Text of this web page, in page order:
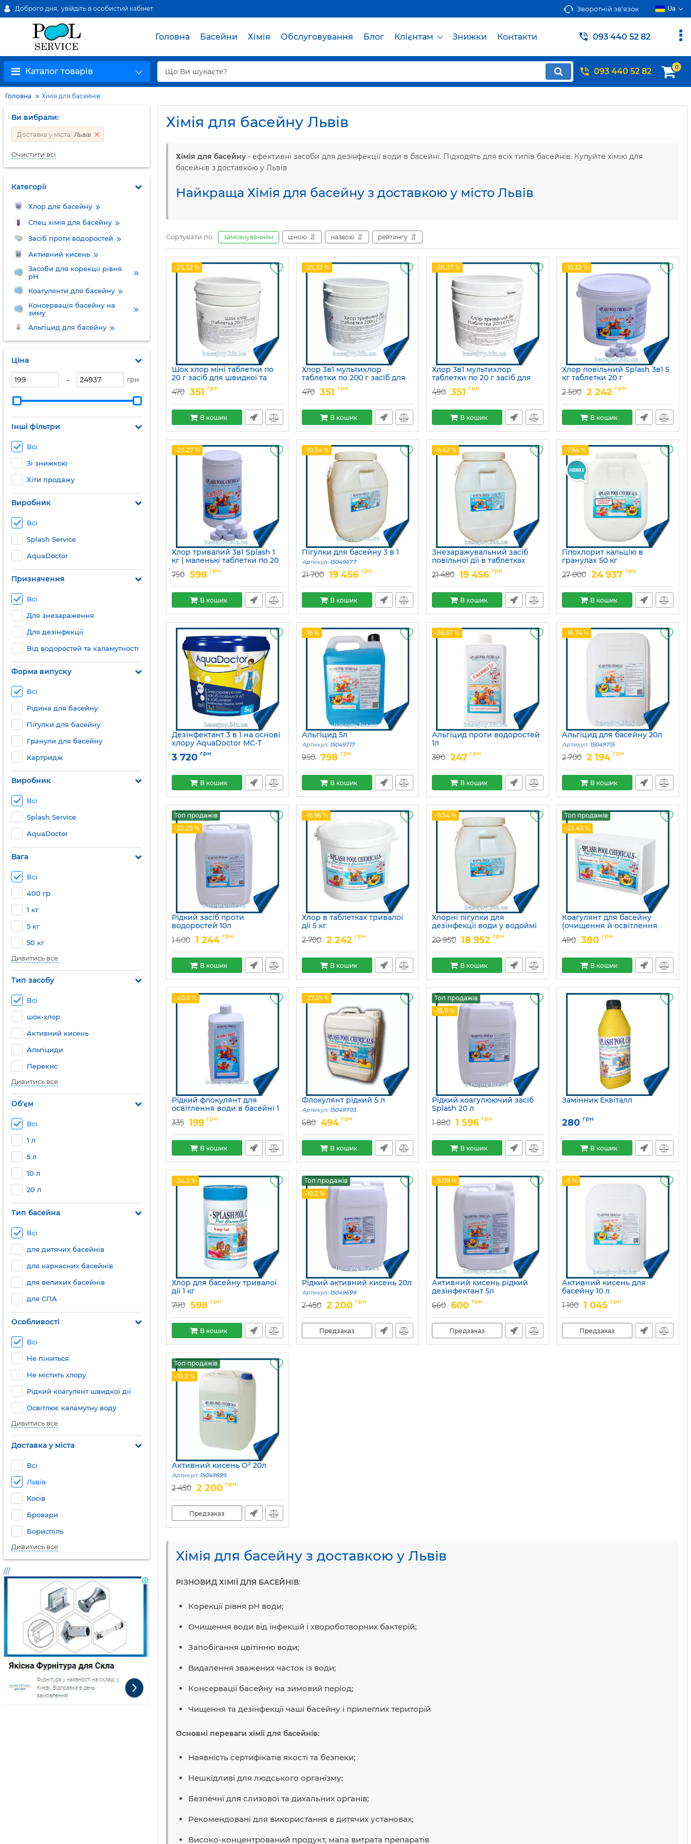
Доброго дня, увійдіть в особистий кабінет Зворотній зв'язок Ua
Головна Басейни Хімія Обслуговування Блог Клієнтам Знижки Контакти 093 440 52 82
Каталог товарів 093 440 52 82 0
Головна Хімія для басейнів
Ви вибрали:
Доставка у міста: Львів
Очистити всі
Категорії
Хлор для басейну
Спец хімія для басейну
Засіб проти водоростей
Активний кисень
Засоби для корекції рівня
pH
Коагулянти для басейну
Консервація басейну на
зиму
Альгіцид для басейну
Ціна
- грн
Інші фільтри
Всі
Зі знижкою
Хіти продажу
Виробник
Всі
Splash Service
AquaDoctor
Призначення
Всі
Для знезараження
Для дезінфекції
Від водоростей та каламутності
Форма випуску
Всі
Рідина для басейну
Пігулки для басейну
Гранули для басейну
Картридж
Виробник
Всі
Splash Service
AquaDoctor
Вага
Всі
400 гр
1 кг
5 кг
50 кг
Дивитись все
Тип засобу
Всі
шок-хлор
Активний кисень
Альгіциди
Перекис
Дивитись все
Об'єм
Всі
1 л
5 л
10 л
20 л
Тип басейна
Всі
для дитячих басейнів
для каркасних басейнів
для великих басейнів
для СПА
Особливості
Всі
Не піниться
Не містить хлору
Рідкий коагулянт швидкої дії
Освітлює каламутну воду
Дивитись все
Доставка у міста
Всі
Львів
Косів
Бровари
Бориспіль
Дивитись все
///
Хімія для басейну Львів
Хімія для басейну - ефективні засоби для дезінфекції води в басейні. Підходять для всіх типів басейнів. Купуйте хімію для
басейнів з доставкою у Львів
Найкраща Хімія для басейну з доставкою у місто Львів
Сортувати по: замовчуванням ціною назвою рейтингу
-25.32 %
Шок хлор міні таблетки по
20 г засіб для швидкої та
ударної дезінфекції води в
басейні Сплеш
Артикул: 15049755
470 351 грн
В кошик
-25.32 %
Хлор 3в1 мультихлор
таблетки по 200 г засіб для
тривалої дезінфекції води в
басейні
Артикул: 15049754
470 351 грн
В кошик
-28.37 %
Хлор 3в1 мультихлор
таблетки по 20 г засіб для
тривалої дезінфекції води в
басейні
Артикул: 15049753
490 351 грн
В кошик
-10.32 %
Хлор повільний Splash 3в1 5
кг таблетки 20 г
Артикул: 15049678
2 500 2 242 грн
В кошик
-20.27 %
Хлор тривалий 3в1 Splash 1
кг | маленькі таблетки по 20
Артикул: 15049679
750 598 грн
В кошик
-10.34 %
Пігулки для басейну 3 в 1
Артикул: 15049677
21 700 19 456 грн
В кошик
-9.42 %
Знезаражувальний засіб
повільної дії в таблетках
Артикул: 15049680
21 480 19 456 грн
В кошик
-7.64 %
Гіпохлорит кальцію в
гранулах 50 кг
Артикул: 15049675
27 000 24 937 грн
В кошик
Дезінфектант 3 в 1 на основі
хлору AquaDoctor MC-T
Артикул: 2491
3 720 грн
В кошик
-16 %
Альгіцид 5л
Артикул: 15049717
950 798 грн
В кошик
-36.67 %
Альгіцид проти водоростей
1л
Артикул: 15049718
390 247 грн
В кошик
-18.74 %
Альгіцид для басейну 20л
Артикул: 15049715
2 700 2 194 грн
В кошик
Топ продажів
-22.25 %
Рідкий засіб проти
водоростей 10л
Артикул: 15049716
1 600 1 244 грн
В кошик
-16.96 %
Хлор в таблетках тривалої
дії 5 кг
Артикул: 15049684
2 700 2 242 грн
В кошик
-9.54 %
Хлорні пігулки для
дезінфекції води у водоймі
Артикул: 15049689
20 950 18 952 грн
В кошик
Топ продажів
-22.45 %
Коагулянт для басейну
(очищення й освітлення
каламутної води)
Артикул: 15049705
490 380 грн
В кошик
-40.6 %
Рідкий флокулянт для
освітлення води в басейні 1
Артикул: 15049704
335 199 грн
В кошик
-27.35 %
Флокулянт рідкий 5 л
Артикул: 15049703
680 494 грн
В кошик
Топ продажів
-15.11 %
Рідкий коагулюючий засіб
Splash 20 л
Артикул: 15049702
1 880 1 596 грн
В кошик
Замінник Еквіталл
280 грн
В кошик
-24.3 %
Хлор для басейну тривалої
дії 1 кг
Артикул: 15049685
790 598 грн
В кошик
Топ продажів
-10.2 %
Рідкий активний кисень 20л
Артикул: 15049699
2 450 2 200 грн
Предзаказ
-9.09 %
Активний кисень рідкий
дезінфектант 5л
Артикул: 15049701
660 600 грн
Предзаказ
-5 %
Активний кисень для
басейну 10 л
Артикул: 15049700
1 100 1 045 грн
Предзаказ
Топ продажів
-10.2 %
Активний кисень O² 20л
Артикул: 15049699
2 450 2 200 грн
Предзаказ
Хімія для басейну з доставкою у Львів
РІЗНОВИД ХІМІЇ ДЛЯ БАСЕЙНІВ:
Корекції рівня рН води;
Очищення води від інфекцій і хвороботворних бактерій;
Запобігання цвітінню води;
Видалення зважених часток із води;
Консервації басейну на зимовий період;
Чищення та дезінфекції чаші басейну і прилеглих територій
Основні переваги хімії для басейнів:
Наявність сертифікатів якості та безпеки;
Нешкідливі для людського організму;
Безпечні для слизової та дихальних органів;
Рекомендовані для використання в дитячих установах;
Високо-концентрований продукт, мала витрата препаратів